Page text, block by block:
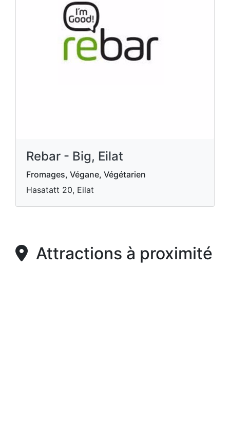
Rebar - Big, Eilat
Fromages, Végane, Végétarien
Hasatatt 20, Eilat
Attractions à proximité